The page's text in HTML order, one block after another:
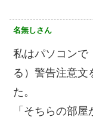
名無しさん
私はパソコンで
る）警告注意文
た。
「そちらの部